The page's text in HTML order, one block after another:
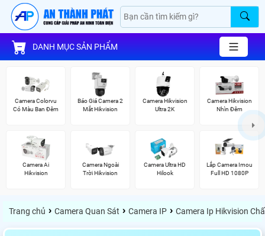
DANH MỤC SẢN PHẨM
Camera Colorvu
Có Màu Ban Đêm
Báo Giá Camera 2
Mắt Hikvision
Camera Hikvision
Ultra 2K
Camera Hikvision
Nhìn Đêm
Camera Ai
Hikvision
Camera Ngoài
Trời Hikvision
Camera Ultra HD
Hilook
Lắp Camera Imou
Full HD 1080P
Trang chủ › Camera Quan Sát › Camera IP › Camera Ip Hikvision